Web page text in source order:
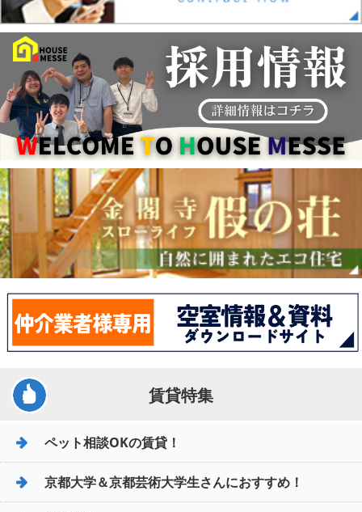
賃貸特集
ペット相談OKの賃貸！
京都大学＆京都芸術大学生さんにおすすめ！